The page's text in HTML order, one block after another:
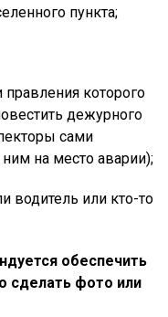
пункта;
правления которого
дежурного
сами
ним на место аварии);
водитель или кто-то
обеспечить
сделать фото или